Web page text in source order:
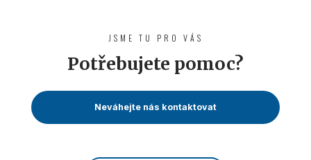
JSME TU PRO VÁS
Potřebujete pomoc?
Neváhejte nás kontaktovat